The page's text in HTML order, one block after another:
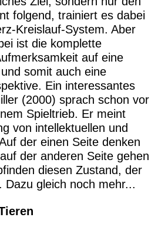
folgend, trainiert es dabei
Kreislauf-System. Aber
ist die komplette
auf eine
somit auch eine
Ein interessantes
(2000) sprach schon vor
Spieltrieb. Er meint
von intellektuellen und
der einen Seite denken
der anderen Seite gehen
diesen Zustand, der
Dazu gleich noch mehr...